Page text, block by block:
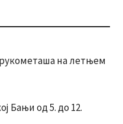
на летњем
Бањи од 5. до 12.